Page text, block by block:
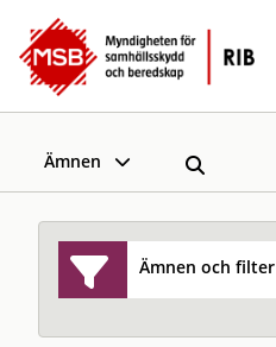
Ämnen
Ämnen och filter